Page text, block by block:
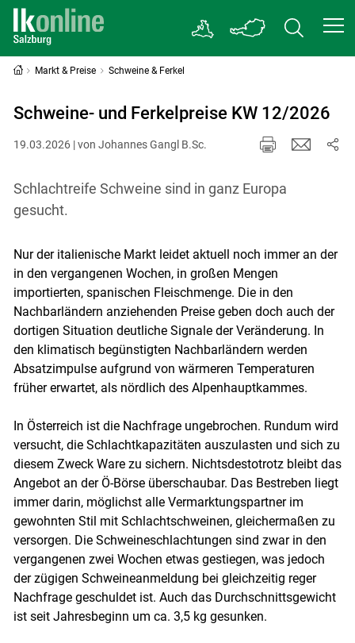
Markt & Preise Schweine & Ferkel
Schweine- und Ferkelpreise KW 12/2026
19.03.2026 | von Johannes Gangl B.Sc.
Schlachtreife Schweine sind in ganz Europa
gesucht.
Nur der italienische Markt leidet aktuell noch immer an der
in den vergangenen Wochen, in großen Mengen
importierten, spanischen Fleischmenge. Die in den
Nachbarländern anziehenden Preise geben doch auch der
dortigen Situation deutliche Signale der Veränderung. In
den klimatisch begünstigten Nachbarländern werden
Absatzimpulse aufgrund von wärmeren Temperaturen
früher erwartet, als nördlich des Alpenhauptkammes.
In Österreich ist die Nachfrage ungebrochen. Rundum wird
versucht, die Schlachtkapazitäten auszulasten und sich zu
diesem Zweck Ware zu sichern. Nichtsdestotrotz bleibt das
Angebot an der Ö-Börse überschaubar. Das Bestreben liegt
immer darin, möglichst alle Vermarktungspartner im
gewohnten Stil mit Schlachtschweinen, gleichermaßen zu
versorgen. Die Schweineschlachtungen sind zwar in den
vergangenen zwei Wochen etwas gestiegen, was jedoch
der zügigen Schweineanmeldung bei gleichzeitig reger
Nachfrage geschuldet ist. Auch das Durchschnittsgewicht
ist seit Jahresbeginn um ca. 3,5 kg gesunken.